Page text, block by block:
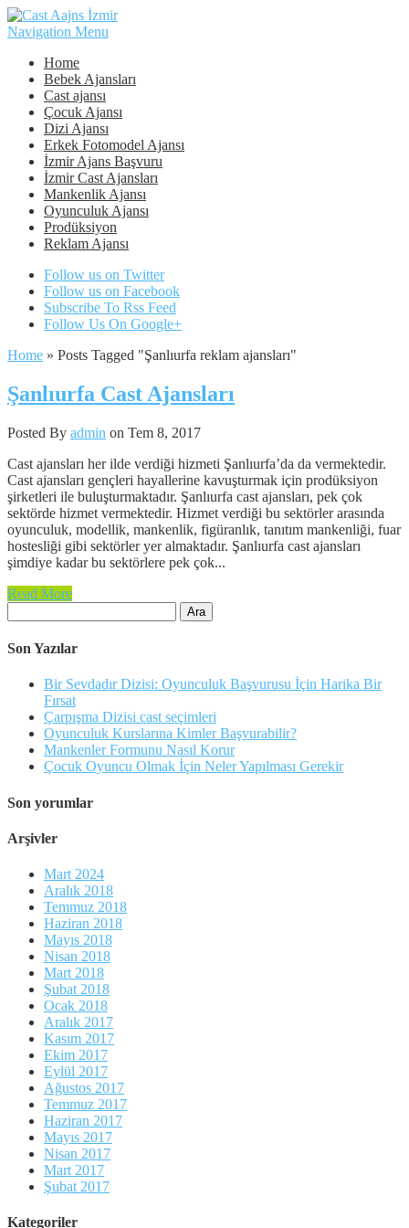
Navigation Menu
Home
Bebek Ajansları
Cast ajansı
Çocuk Ajansı
Dizi Ajansı
Erkek Fotomodel Ajansı
İzmir Ajans Başvuru
İzmir Cast Ajansları
Mankenlik Ajansı
Oyunculuk Ajansı
Prodüksiyon
Reklam Ajansı
Follow us on Twitter
Follow us on Facebook
Subscribe To Rss Feed
Follow Us On Google+
Home » Posts Tagged "Şanlıurfa reklam ajansları"
Şanlıurfa Cast Ajansları
Posted By admin on Tem 8, 2017
Cast ajansları her ilde verdiği hizmeti Şanlıurfa’da da vermektedir.
Cast ajansları gençleri hayallerine kavuşturmak için prodüksiyon
şirketleri ile buluşturmaktadır. Şanlıurfa cast ajansları, pek çok
sektörde hizmet vermektedir. Hizmet verdiği bu sektörler arasında
oyunculuk, modellik, mankenlik, figüranlık, tanıtım mankenliği, fuar
hostesliği gibi sektörler yer almaktadır. Şanlıurfa cast ajansları
şimdiye kadar bu sektörlere pek çok...
Read More
Son Yazılar
Bir Sevdadır Dizisi: Oyunculuk Başvurusu İçin Harika Bir
Fırsat
Çarpışma Dizisi cast seçimleri
Oyunculuk Kurslarına Kimler Başvurabilir?
Mankenler Formunu Nasıl Korur
Çocuk Oyuncu Olmak İçin Neler Yapılması Gerekir
Son yorumlar
Arşivler
Mart 2024
Aralık 2018
Temmuz 2018
Haziran 2018
Mayıs 2018
Nisan 2018
Mart 2018
Şubat 2018
Ocak 2018
Aralık 2017
Kasım 2017
Ekim 2017
Eylül 2017
Ağustos 2017
Temmuz 2017
Haziran 2017
Mayıs 2017
Nisan 2017
Mart 2017
Şubat 2017
Kategoriler